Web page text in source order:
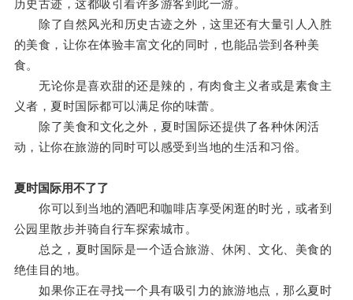
历史古迹，这都吸引着许多游客到此一游。
除了自然风光和历史古迹之外，这里还有大量引人入胜
的美食，让你在体验丰富文化的同时，也能品尝到各种美
食。
无论你是喜欢甜的还是辣的，有肉食主义者或是素食主
义者，夏时国际都可以满足你的味蕾。
除了美食和文化之外，夏时国际还提供了各种休闲活
动，让你在旅游的同时可以感受到当地的生活和习俗。
夏时国际用不了了
你可以到当地的酒吧和咖啡店享受闲逛的时光，或者到
公园里散步并骑自行车探索城市。
总之，夏时国际是一个适合旅游、休闲、文化、美食的
绝佳目的地。
如果你正在寻找一个具有吸引力的旅游地点，那么夏时